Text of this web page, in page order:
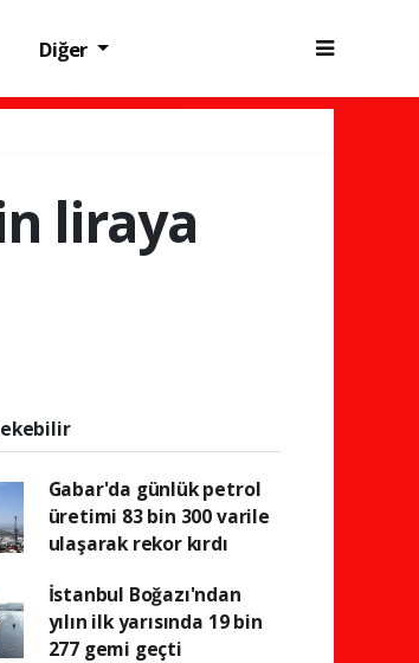
Diğer
liraya
Gabar'da günlük petrol
üretimi 83 bin 300 varile
ulaşarak rekor kırdı
İstanbul Boğazı'ndan
yılın ilk yarısında 19 bin
277 gemi geçti